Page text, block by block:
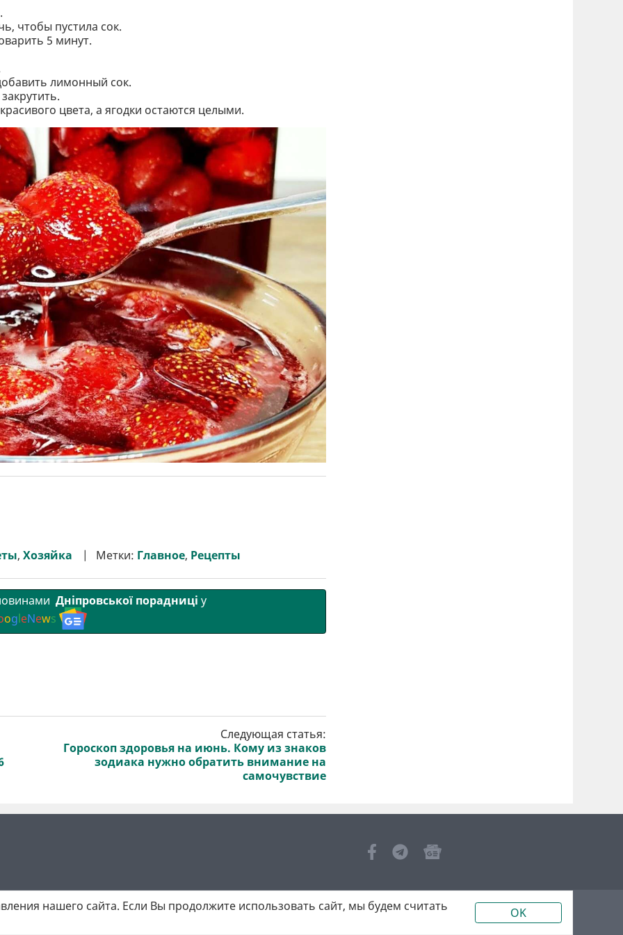
чтобы пустила сок.
5 минут.
лимонный сок.
цвета, а ягодки остаются целыми.
, Хозяйка Метки: Главное, Рецепты
Дніпровської порадниці у
ogleNews
Следующая статья:
Гороскоп здоровья на июнь. Кому из знаков
зодиака нужно обратить внимание на
самочувствие
обов'язкове активне гіперпосилання у першому абзаці.
нашего сайта. Если Вы продолжите использовать сайт, мы будем считать
OK